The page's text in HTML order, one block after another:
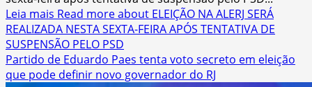
Leia mais Read more about ELEIÇÃO NA ALERJ SERÁ
REALIZADA NESTA SEXTA-FEIRA APÓS TENTATIVA DE
SUSPENSÃO PELO PSD
Partido de Eduardo Paes tenta voto secreto em eleição
que pode definir novo governador do RJ